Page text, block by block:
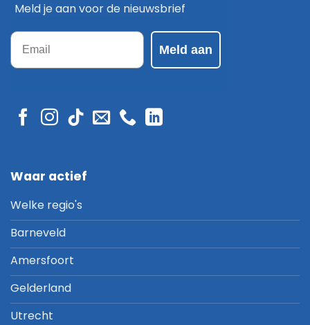
Meld je aan voor de nieuwsbrief
Email
Meld aan
Waar actief
Welke regio's
Barneveld
Amersfoort
Gelderland
Utrecht